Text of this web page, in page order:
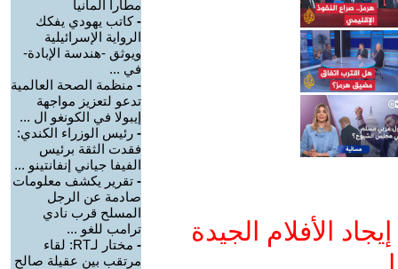
الأفلام الجيدة
مطارا ألمانيا
-كاتب يهودي يفكك
الرواية الإسرائيلية
ويوثق -هندسة الإبادة-
في ...
- منظمة الصحة العالمية
تدعو لتعزيز مواجهة
إيبولا في الكونغو ال ...
- رئيس الوزراء الكندي:
فقدت الثقة برئيس
الفيفا جياني إنفانتينو ...
- تقرير يكشف معلومات
صادمة عن الرجل
المسلح قرب نادي
ترامب للغو ...
-
مختار لـRT: لقاء
مرتقب بين عقيلة صالح